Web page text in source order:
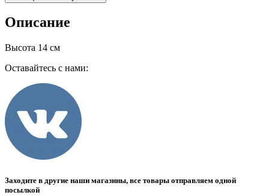
Описание
Высота 14 см
Оставайтесь с нами:
Заходите в другие наши магазины, все товары отправляем одной
посылкой